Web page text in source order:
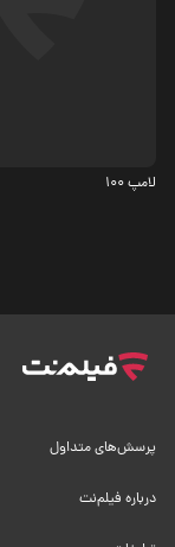
لامپ 100
پرسش‌های متداول
درباره فیلم‌نت